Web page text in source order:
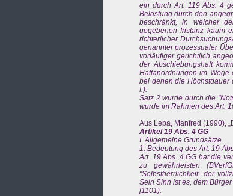
ein durch Art. 119 Abs. 4
Belastung durch den
beschränkt, in welcher
gegebenen Instanz kaum
richterlicher
genannter prozessualer
vorläufiger gerichtlich
der Abschiebungshaft
Haftanordnungen im
bei denen die Höchstdauer
f.).
Satz 2 wurde durch die
wurde im Rahmen des Art.
Aus Lepa, Manfred (1990),
Artikel 19 Abs. 4 GG
I. Allgemeine Grundsätze
1. Bedeutung des Art. 19
Art. 19 Abs. 4 GG hat die
zu gewährleisten
"Selbstherrlichkeit- der
Sein Sinn ist es, dem
[1101).